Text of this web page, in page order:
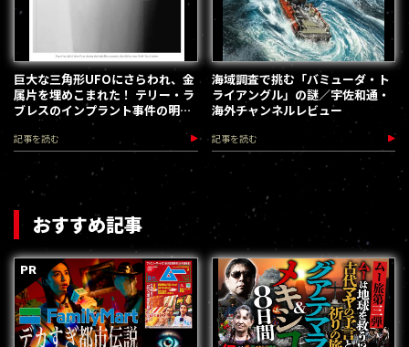
巨大な三角形UFOにさらわれ、金
属片を埋めこまれた！ テリー・ラ
ブレスのインプラント事件の明確
な証拠
記事を読む
海域調査で挑む「バミューダ・ト
ライアングル」の謎／宇佐和通・
海外チャンネルレビュー
記事を読む
おすすめ記事